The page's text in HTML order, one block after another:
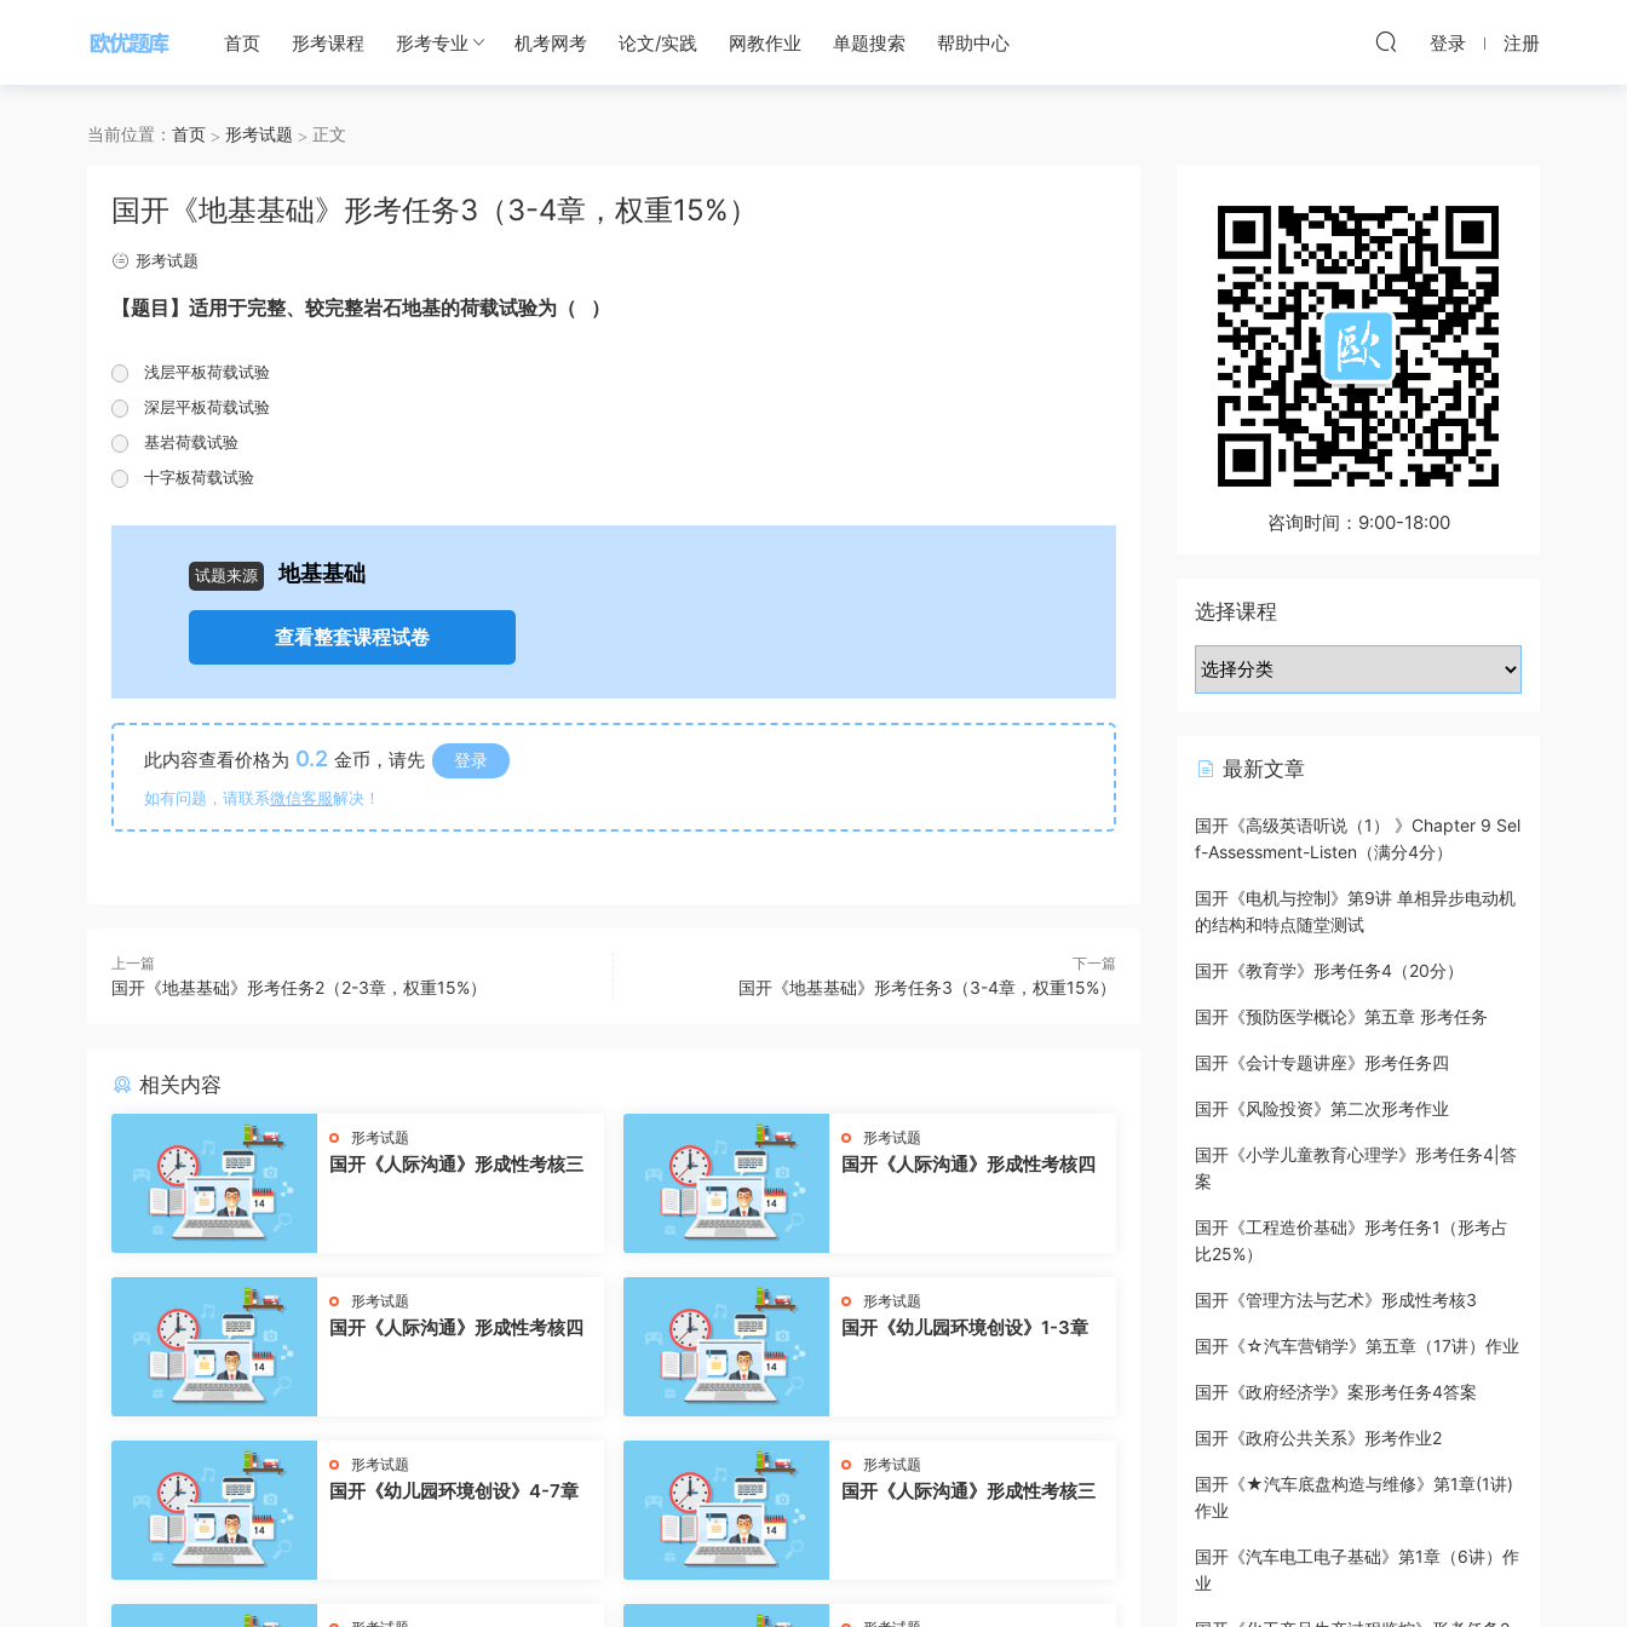
首页 形考课程 形考专业 机考网考 论文/实践 网教作业 单题搜索 帮助中心 登录 注册
当前位置： 首页 形考试题 正文
国开《地基基础》形考任务3（3-4章，权重15%）
形考试题
【题目】适用于完整、较完整岩石地基的荷载试验为（ ）
浅层平板荷载试验
深层平板荷载试验
基岩荷载试验
十字板荷载试验
试题来源 地基基础
查看整套课程试卷
此内容查看价格为 0.2 金币，请先 登录
如有问题，请联系微信客服解决！
上一篇
国开《地基基础》形考任务2（2-3章，权重15%）
下一篇
国开《地基基础》形考任务3（3-4章，权重15%）
相关内容
形考试题
国开《人际沟通》形成性考核三
形考试题
国开《人际沟通》形成性考核四
形考试题
国开《人际沟通》形成性考核四
形考试题
国开《幼儿园环境创设》1-3章
形考试题
国开《幼儿园环境创设》4-7章
形考试题
国开《人际沟通》形成性考核三
咨询时间：9:00-18:00
选择课程
最新文章
国开《高级英语听说（1） 》Chapter 9 Sel
f-Assessment-Listen（满分4分）
国开《电机与控制》第9讲 单相异步电动机
的结构和特点随堂测试
国开《教育学》形考任务4（20分）
国开《预防医学概论》第五章 形考任务
国开《会计专题讲座》形考任务四
国开《风险投资》第二次形考作业
国开《小学儿童教育心理学》形考任务4|答
案
国开《工程造价基础》形考任务1（形考占
比25%）
国开《管理方法与艺术》形成性考核3
国开《☆汽车营销学》第五章（17讲）作业
国开《政府经济学》案形考任务4答案
国开《政府公共关系》形考作业2
国开《★汽车底盘构造与维修》第1章(1讲)
作业
国开《汽车电工电子基础》第1章（6讲）作
业